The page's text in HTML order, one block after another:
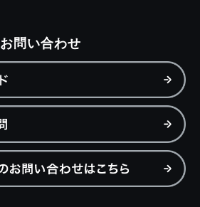
お問い合わせ